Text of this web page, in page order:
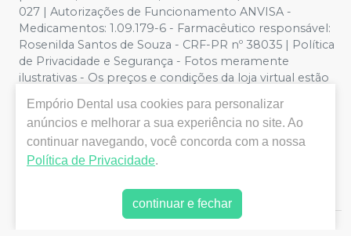
027 | Autorizações de Funcionamento ANVISA -
Medicamentos: 1.09.179-6 - Farmacêutico responsável:
Rosenilda Santos de Souza - CRF-PR nº 38035 | Política
de Privacidade e Segurança - Fotos meramente
ilustrativas - Os preços e condições da loja virtual estão
no site, o valor válido é o do Carrinho de Compra. Não
vendemos por atacado, por isso nos reservamos o
direito de não atender compras de grandes volumes
pelo site.
Empório Dental usa cookies para personalizar
anúncios e melhorar a sua experiência no site. Ao
continuar navegando, você concorda com a nossa
Política de Privacidade.
continuar e fechar